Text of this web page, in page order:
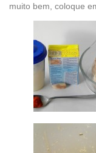
muito bem, coloque